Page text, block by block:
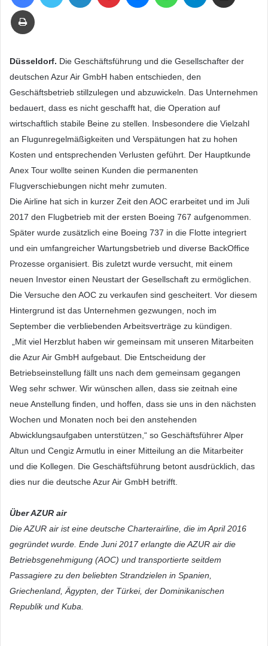
E-
Drucken
Düsseldorf. Die Geschäftsführung und die Gesellschafter der
deutschen Azur Air GmbH haben entschieden, den
Geschäftsbetrieb stillzulegen und abzuwickeln. Das Unternehmen
bedauert, dass es nicht geschafft hat, die Operation auf
wirtschaftlich stabile Beine zu stellen. Insbesondere die Vielzahl
an Flugunregelmäßigkeiten und Verspätungen hat zu hohen
Kosten und entsprechenden Verlusten geführt. Der Hauptkunde
Anex Tour wollte seinen Kunden die permanenten
Flugverschiebungen nicht mehr zumuten.
Die Airline hat sich in kurzer Zeit den AOC erarbeitet und im Juli
2017 den Flugbetrieb mit der ersten Boeing 767 aufgenommen.
Später wurde zusätzlich eine Boeing 737 in die Flotte integriert
und ein umfangreicher Wartungsbetrieb und diverse BackOffice
Prozesse organisiert. Bis zuletzt wurde versucht, mit einem
neuen Investor einen Neustart der Gesellschaft zu ermöglichen.
Die Versuche den AOC zu verkaufen sind gescheitert. Vor diesem
Hintergrund ist das Unternehmen gezwungen, noch im
September die verbliebenden Arbeitsverträge zu kündigen.
„Mit viel Herzblut haben wir gemeinsam mit unseren Mitarbeiten
die Azur Air GmbH aufgebaut. Die Entscheidung der
Betriebseinstellung fällt uns nach dem gemeinsam gegangen
Weg sehr schwer. Wir wünschen allen, dass sie zeitnah eine
neue Anstellung finden, und hoffen, dass sie uns in den nächsten
Wochen und Monaten noch bei den anstehenden
Abwicklungsaufgaben unterstützen,“ so Geschäftsführer Alper
Altun und Cengiz Armutlu in einer Mitteilung an die Mitarbeiter
und die Kollegen. Die Geschäftsführung betont ausdrücklich, das
dies nur die deutsche Azur Air GmbH betrifft.
Über AZUR air
Die AZUR air ist eine deutsche Charterairline, die im April 2016
gegründet wurde. Ende Juni 2017 erlangte die AZUR air die
Betriebsgenehmigung (AOC) und transportierte seitdem
Passagiere zu den beliebten Strandzielen in Spanien,
Griechenland, Ägypten, der Türkei, der Dominikanischen
Republik und Kuba.